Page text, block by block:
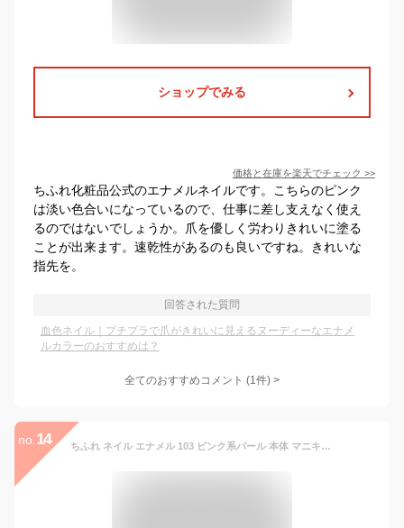
ショップでみる
価格と在庫を楽天でチェック >>
ちふれ化粧品公式のエナメルネイルです。こちらのピンク
は淡い色合いになっているので、仕事に差し支えなく使え
るのではないでしょうか。爪を優しく労わりきれいに塗る
ことが出来ます。速乾性があるのも良いですね。きれいな
指先を。
回答された質問
血色ネイル｜プチプラで爪がきれいに見えるヌーディーなエナメ
ルカラーのおすすめは？
全てのおすすめコメント (1件) >
no. 14 ちふれ ネイル エナメル 103 ピンク系パール 本体 マニキュア アットコスメ _25Mar